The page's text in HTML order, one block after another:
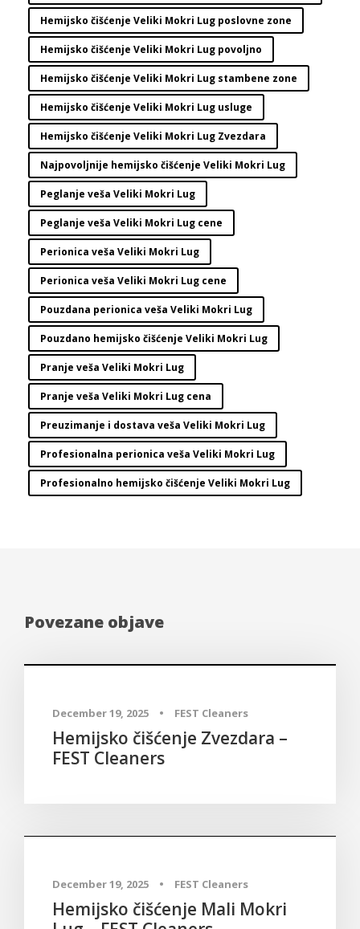
Hemijsko čišćenje Veliki Mokri Lug poslovne zone
Hemijsko čišćenje Veliki Mokri Lug povoljno
Hemijsko čišćenje Veliki Mokri Lug stambene zone
Hemijsko čišćenje Veliki Mokri Lug usluge
Hemijsko čišćenje Veliki Mokri Lug Zvezdara
Najpovoljnije hemijsko čišćenje Veliki Mokri Lug
Peglanje veša Veliki Mokri Lug
Peglanje veša Veliki Mokri Lug cene
Perionica veša Veliki Mokri Lug
Perionica veša Veliki Mokri Lug cene
Pouzdana perionica veša Veliki Mokri Lug
Pouzdano hemijsko čišćenje Veliki Mokri Lug
Pranje veša Veliki Mokri Lug
Pranje veša Veliki Mokri Lug cena
Preuzimanje i dostava veša Veliki Mokri Lug
Profesionalna perionica veša Veliki Mokri Lug
Profesionalno hemijsko čišćenje Veliki Mokri Lug
Povezane objave
December 19, 2025 • FEST Cleaners
Hemijsko čišćenje Zvezdara –
FEST Cleaners
December 19, 2025 • FEST Cleaners
Hemijsko čišćenje Mali Mokri